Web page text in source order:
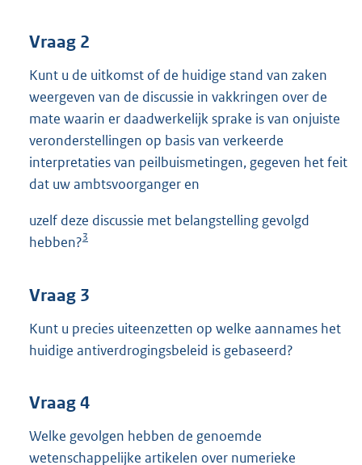
Vraag 2
Kunt u de uitkomst of de huidige stand van zaken
weergeven van de discussie in vakkringen over de
mate waarin er daadwerkelijk sprake is van onjuiste
veronderstellingen op basis van verkeerde
interpretaties van peilbuismetingen, gegeven het feit
dat uw ambtsvoorganger en
uzelf deze discussie met belangstelling gevolgd
hebben?3
Vraag 3
Kunt u precies uiteenzetten op welke aannames het
huidige antiverdrogingsbeleid is gebaseerd?
Vraag 4
Welke gevolgen hebben de genoemde
wetenschappelijke artikelen over numerieke